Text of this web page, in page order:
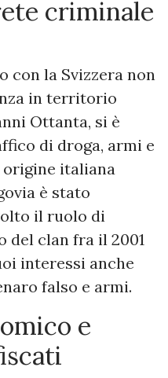
criminale
con la Svizzera non
in territorio
Ottanta, si è
di droga, armi e
italiana
è stato
il ruolo di
del clan fra il 2001
interessi anche
falso e armi.
e